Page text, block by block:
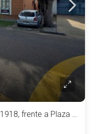
Casa Colonial construida en 1918, frente a Plaza en venta en Aiguá